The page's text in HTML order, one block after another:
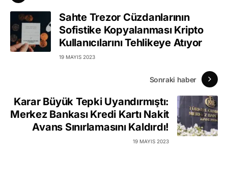
Sahte Trezor Cüzdanlarının
Sofistike Kopyalanması Kripto
Kullanıcılarını Tehlikeye Atıyor
19 MAYIS 2023
Sonraki haber
Karar Büyük Tepki Uyandırmıştı:
Merkez Bankası Kredi Kartı Nakit
Avans Sınırlamasını Kaldırdı!
19 MAYIS 2023